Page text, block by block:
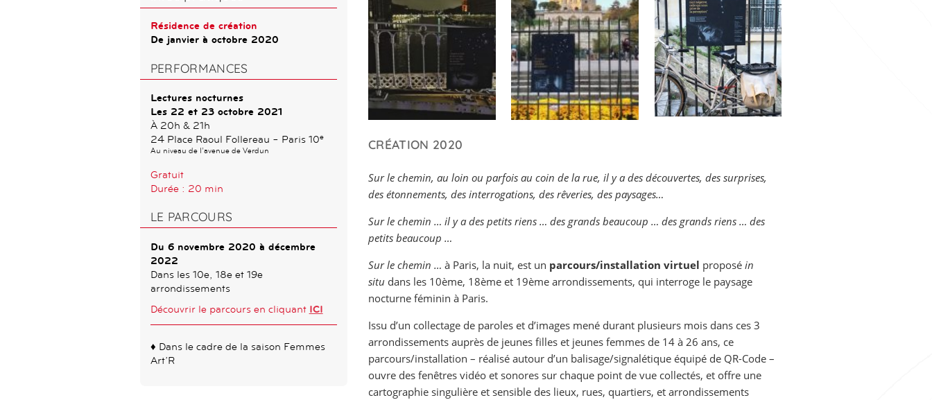
Résidence de création
De janvier à octobre 2020
PERFORMANCES
Lectures nocturnes
Les 22 et 23 octobre 2021
À 20h & 21h
24 Place Raoul Follereau – Paris 10e
Au niveau de l’avenue de Verdun
Gratuit
Durée : 20 min
LE PARCOURS
Du 6 novembre 2020 à décembre
2022
Dans les 10e, 18e et 19e
arrondissements
Découvrir le parcours en cliquant ICI
♦ Dans le cadre de la saison Femmes
Art’R
CRÉATION 2020
Sur le chemin, au loin ou parfois au coin de la rue, il y a des découvertes, des surprises,
des étonnements, des interrogations, des rêveries, des paysages…
Sur le chemin … il y a des petits riens … des grands beaucoup … des grands riens … des
petits beaucoup …
Sur le chemin … à Paris, la nuit, est un parcours/installation virtuel proposé in
situ dans les 10ème, 18ème et 19ème arrondissements, qui interroge le paysage
nocturne féminin à Paris.
Issu d’un collectage de paroles et d’images mené durant plusieurs mois dans ces 3
arrondissements auprès de jeunes filles et jeunes femmes de 14 à 26 ans, ce
parcours/installation – réalisé autour d’un balisage/signalétique équipé de QR-Code –
ouvre des fenêtres vidéo et sonores sur chaque point de vue collectés, et offre une
cartographie singulière et sensible des lieux, rues, quartiers, et arrondissements